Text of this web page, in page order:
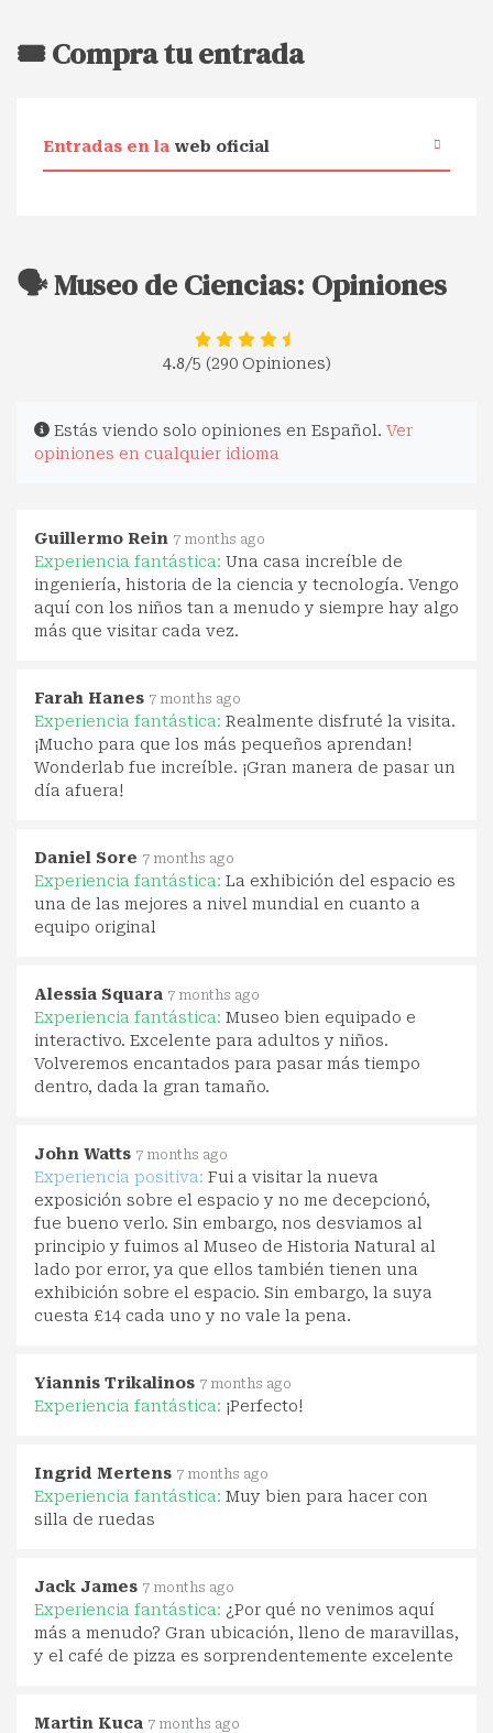
🎟️ Compra tu entrada
Entradas en la web oficial
🗣️ Museo de Ciencias: Opiniones
4.8/5 (290 Opiniones)
Estás viendo solo opiniones en Español. Ver
opiniones en cualquier idioma
Guillermo Rein 7 months ago
Experiencia fantástica: Una casa increíble de
ingeniería, historia de la ciencia y tecnología. Vengo
aquí con los niños tan a menudo y siempre hay algo
más que visitar cada vez.
Farah Hanes 7 months ago
Experiencia fantástica: Realmente disfruté la visita.
¡Mucho para que los más pequeños aprendan!
Wonderlab fue increíble. ¡Gran manera de pasar un
día afuera!
Daniel Sore 7 months ago
Experiencia fantástica: La exhibición del espacio es
una de las mejores a nivel mundial en cuanto a
equipo original
Alessia Squara 7 months ago
Experiencia fantástica: Museo bien equipado e
interactivo. Excelente para adultos y niños.
Volveremos encantados para pasar más tiempo
dentro, dada la gran tamaño.
John Watts 7 months ago
Experiencia positiva: Fui a visitar la nueva
exposición sobre el espacio y no me decepcionó,
fue bueno verlo. Sin embargo, nos desviamos al
principio y fuimos al Museo de Historia Natural al
lado por error, ya que ellos también tienen una
exhibición sobre el espacio. Sin embargo, la suya
cuesta £14 cada uno y no vale la pena.
Yiannis Trikalinos 7 months ago
Experiencia fantástica: ¡Perfecto!
Ingrid Mertens 7 months ago
Experiencia fantástica: Muy bien para hacer con
silla de ruedas
Jack James 7 months ago
Experiencia fantástica: ¿Por qué no venimos aquí
más a menudo? Gran ubicación, lleno de maravillas,
y el café de pizza es sorprendentemente excelente
Martin Kuca 7 months ago